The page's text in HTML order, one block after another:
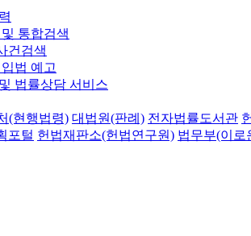
(현행법령) 대법원(판례) 전자법률도서관
포털 헌법재판소(헌법연구원) 법무부(이로